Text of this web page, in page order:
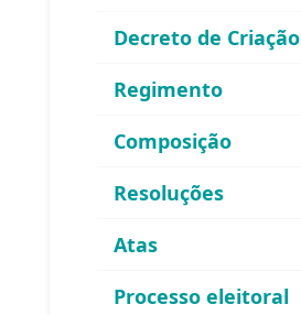
Decreto de Criação
Regimento
Composição
Resoluções
Atas
Processo eleitoral
ENDEREÇO